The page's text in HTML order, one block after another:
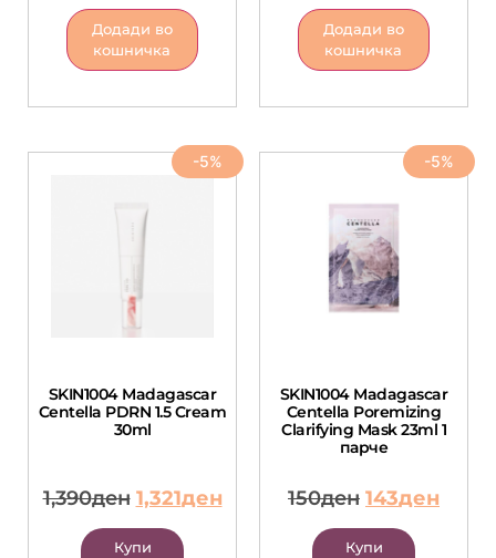
Додади во
кошничка
Додади во
кошничка
-5%
SKIN1004 Madagascar
Centella PDRN 1.5 Cream
30ml
1,390ден 1,321ден
Купи
-5%
SKIN1004 Madagascar
Centella Poremizing
Clarifying Mask 23ml 1
парче
150ден 143ден
Купи